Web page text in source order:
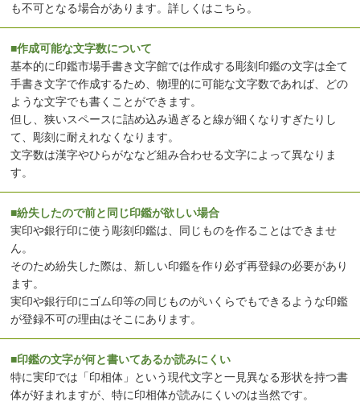
も不可となる場合があります。詳しくはこちら 。
■作成可能な文字数について
基本的に印鑑市場手書き文字館では作成する彫刻印鑑の文字は全て
手書き文字で作成するため、物理的に可能な文字数であれば、どの
ような文字でも書くことができます。
但し、狭いスペースに詰め込み過ぎると線が細くなりすぎたりし
て、彫刻に耐えれなくなります。
文字数は漢字やひらがななど組み合わせる文字によって異なりま
す。
■紛失したので前と同じ印鑑が欲しい場合
実印や銀行印に使う彫刻印鑑は、同じものを作ることはできませ
ん。
そのため紛失した際は、新しい印鑑を作り必ず再登録の必要があり
ます。
実印や銀行印にゴム印等の同じものがいくらでもできるような印鑑
が登録不可の理由はそこにあります。
■印鑑の文字が何と書いてあるか読みにくい
特に実印では「印相体」という現代文字と一見異なる形状を持つ書
体が好まれますが、特に印相体が読みにくいのは当然です。